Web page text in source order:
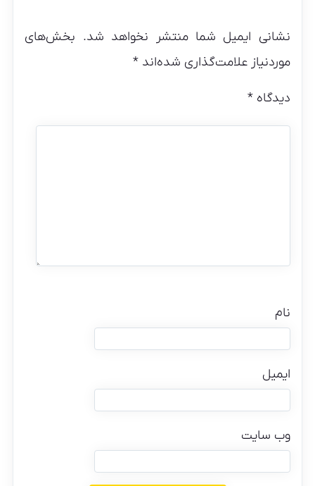
نشانی ایمیل شما منتشر نخواهد شد. بخش‌های
موردنیاز علامت‌گذاری شده‌اند*
دیدگاه*
نام
ایمیل
وب‌ سایت